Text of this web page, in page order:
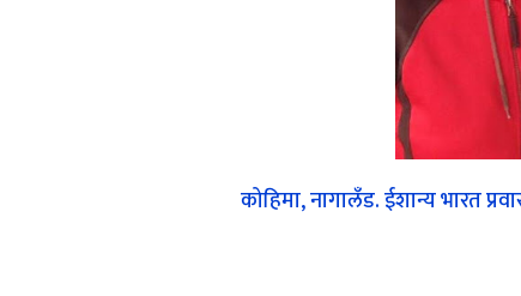
कोहिमा, नागालँड. ईशान्य भारत